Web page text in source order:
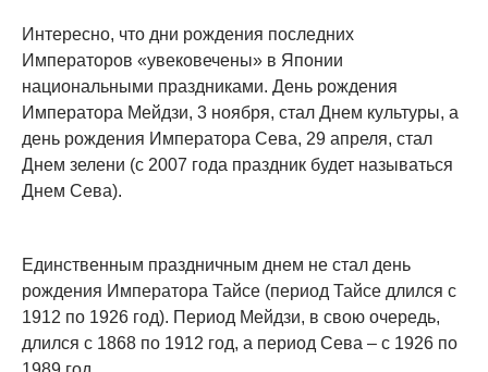
Интересно, что дни рождения последних
Императоров «увековечены» в Японии
национальными праздниками. День рождения
Императора Мейдзи, 3 ноября, стал Днем культуры, а
день рождения Императора Сева, 29 апреля, стал
Днем зелени (с 2007 года праздник будет называться
Днем Сева).
Единственным праздничным днем не стал день
рождения Императора Тайсе (период Тайсе длился с
1912 по 1926 год). Период Мейдзи, в свою очередь,
длился с 1868 по 1912 год, а период Сева – с 1926 по